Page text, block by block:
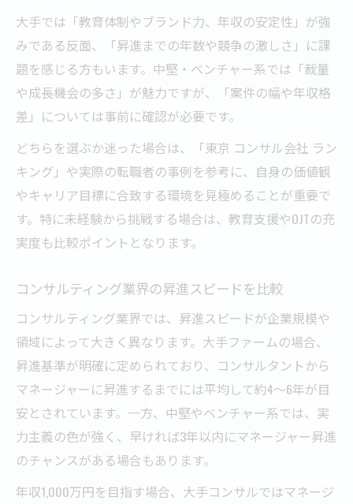
大手では「教育体制やブランド力、年収の安定性」が強
みである反面、「昇進までの年数や競争の激しさ」に課
題を感じる方もいます。中堅・ベンチャー系では「裁量
や成長機会の多さ」が魅力ですが、「案件の幅や年収格
差」については事前に確認が必要です。
どちらを選ぶか迷った場合は、「東京 コンサル会社 ラン
キング」や実際の転職者の事例を参考に、自身の価値観
やキャリア目標に合致する環境を見極めることが重要で
す。特に未経験から挑戦する場合は、教育支援やOJTの充
実度も比較ポイントとなります。
コンサルティング業界の昇進スピードを比較
コンサルティング業界では、昇進スピードが企業規模や
領域によって大きく異なります。大手ファームの場合、
昇進基準が明確に定められており、コンサルタントから
マネージャーに昇進するまでには平均して約4～6年が目
安とされています。一方、中堅やベンチャー系では、実
力主義の色が強く、早ければ3年以内にマネージャー昇進
のチャンスがある場合もあります。
年収1,000万円を目指す場合、大手コンサルではマネージ